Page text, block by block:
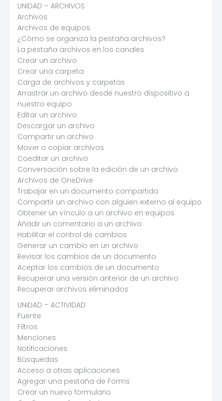
UNIDAD – ARCHIVOS
Archivos
Archivos de equipos
¿Cómo se organiza la pestaña archivos?
La pestaña archivos en los canales
Crear un archivo
Crear una carpeta
Carga de archivos y carpetas
Arrastrar un archivo desde nuestro dispositivo a
nuestro equipo
Editar un archivo
Descargar un archivo
Compartir un archivo
Mover o copiar archivos
Coeditar un archivo
Conversación sobre la edición de un archivo
Archivos de OneDrive
Trabajar en un documento compartido
Compartir un archivo con alguien externo al equipo
Obtener un vínculo a un archivo en equipos
Añadir un comentario a un archivo
Habilitar el control de cambios
Generar un cambio en un archivo
Revisar los cambios de un documento
Aceptar los cambios de un documento
Recuperar una versión anterior de un archivo
Recuperar archivos eliminados
UNIDAD – ACTIVIDAD
Fuente
Filtros
Menciones
Notificaciones
Búsquedas
Acceso a otras aplicaciones
Agregar una pestaña de Forms
Crear un nuevo formulario